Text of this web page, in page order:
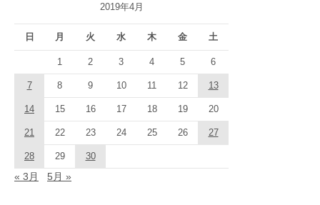
2019年4月
日 月 火 水 木 金 土
1 2 3 4 5 6
7 8 9 10 11 12 13
14 15 16 17 18 19 20
21 22 23 24 25 26 27
28 29 30
« 3月 5月 »